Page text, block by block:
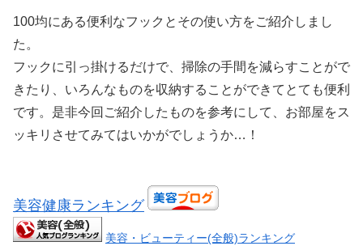
100均にある便利なフックとその使い方をご紹介しまし
た。
フックに引っ掛けるだけで、掃除の手間を減らすことがで
きたり、いろんなものを収納することができてとても便利
です。是非今回ご紹介したものを参考にして、お部屋をス
ッキリさせてみてはいかがでしょうか…！
美容健康ランキング
美容・ビューティー(全般)ランキング